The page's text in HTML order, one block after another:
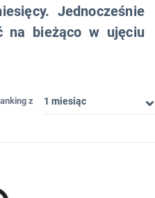
Jednocześnie
na bieżąco w ujęciu
z 1 miesiąc